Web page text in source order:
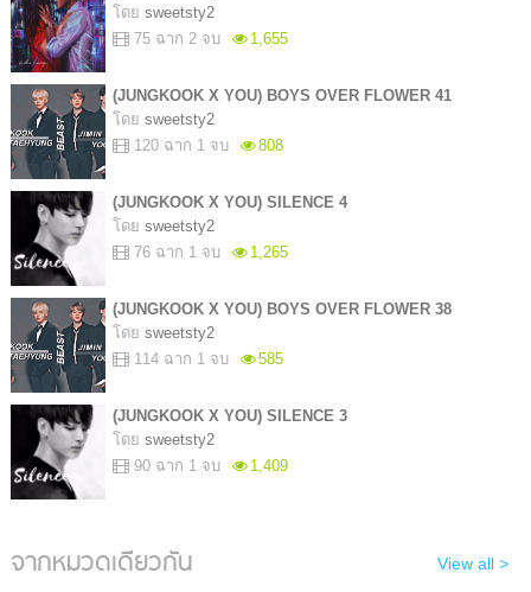
โดย sweetsty2
75 ฉาก 2 จบ
1,655
(JUNGKOOK X YOU) BOYS OVER FLOWER 41
โดย sweetsty2
120 ฉาก 1 จบ
808
(JUNGKOOK X YOU) SILENCE 4
โดย sweetsty2
76 ฉาก 1 จบ
1,265
(JUNGKOOK X YOU) BOYS OVER FLOWER 38
โดย sweetsty2
114 ฉาก 1 จบ
585
(JUNGKOOK X YOU) SILENCE 3
โดย sweetsty2
90 ฉาก 1 จบ
1,409
จากหมวดเดียวกัน View all >